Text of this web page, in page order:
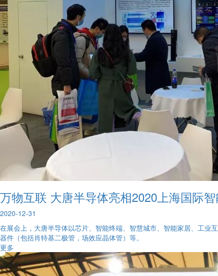
万物互联 大唐半导体亮相2020上海国际
2020-12-31
在展会上，大唐半导体以芯片、智能终端、智慧城市、智能家居、工业
器件（包括肖特基二极管，场效应晶体管）等。
更多